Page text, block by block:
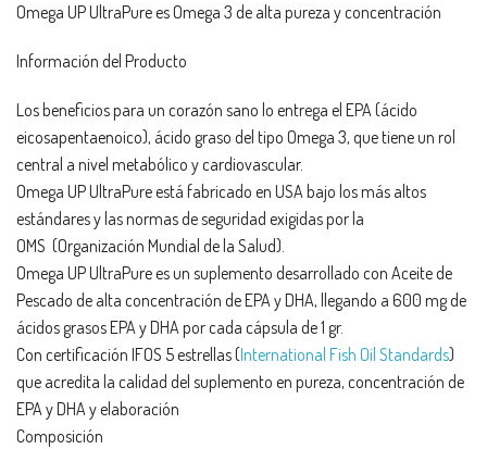
Omega UP UltraPure es Omega 3 de alta pureza y concentración
Información del Producto
Los beneficios para un corazón sano lo entrega el EPA (ácido
eicosapentaenoico), ácido graso del tipo Omega 3, que tiene un rol
central a nivel metabólico y cardiovascular.
Omega UP UltraPure está fabricado en USA bajo los más altos
estándares y las normas de seguridad exigidas por la
OMS (Organización Mundial de la Salud).
Omega UP UltraPure es un suplemento desarrollado con Aceite de
Pescado de alta concentración de EPA y DHA, llegando a 600 mg de
ácidos grasos EPA y DHA por cada cápsula de 1 gr.
Con certificación IFOS 5 estrellas (International Fish Oil Standards)
que acredita la calidad del suplemento en pureza, concentración de
EPA y DHA y elaboración
Composición